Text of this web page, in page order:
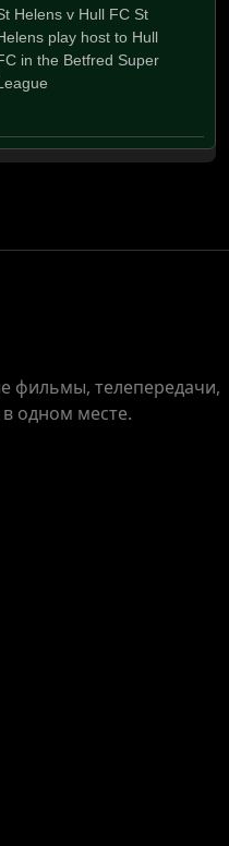
Helens v Hull FC St
play host to Hull
in the Betfred Super
фильмы, телепередачи,
одном месте.